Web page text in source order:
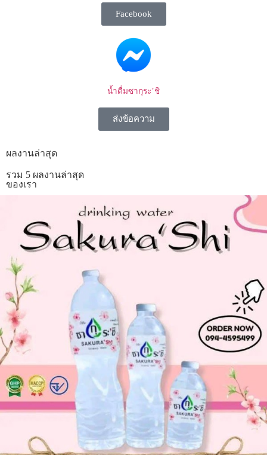
Facebook
น้ำดื่มซากุระ’ชิ
ส่งข้อความ
ผลงานล่าสุด
รวม 5 ผลงานล่าสุด
ของเรา